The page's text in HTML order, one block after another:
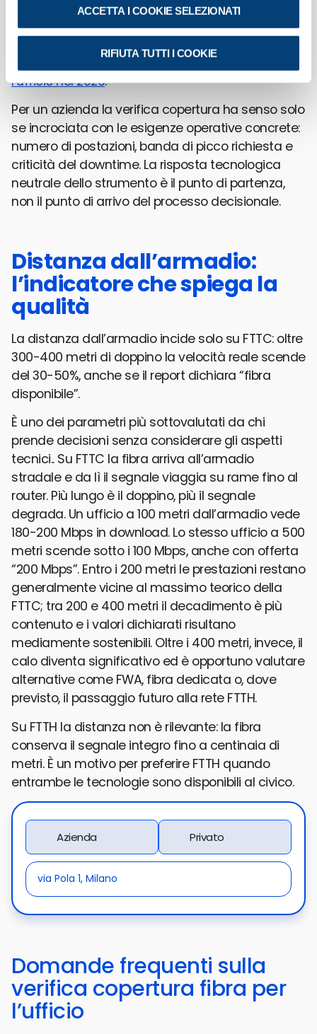
ACCETTA I COOKIE SELEZIONATI
RIFIUTA TUTTI I COOKIE
l’upload conta quanto il download. Una volta
identificata la tecnologia attivabile, il passo
orientamento iniziale leggii costi della fibra per
l’ufficio nel 2026.
Per un azienda la verifica copertura ha senso solo
se incrociata con le esigenze operative concrete:
numero di postazioni, banda di picco richiesta e
criticità del downtime. La risposta tecnologica
neutrale dello strumento è il punto di partenza,
non il punto di arrivo del processo decisionale.
Distanza dall’armadio:
l’indicatore che spiega la
qualità
La distanza dall’armadio incide solo su FTTC: oltre
300-400 metri di doppino la velocità reale scende
del 30-50%, anche se il report dichiara “fibra
disponibile”.
È uno dei parametri più sottovalutati da chi
prende decisioni senza considerare gli aspetti
tecnici.. Su FTTC la fibra arriva all’armadio
stradale e da lì il segnale viaggia su rame fino al
router. Più lungo è il doppino, più il segnale
degrada. Un ufficio a 100 metri dall’armadio vede
180-200 Mbps in download. Lo stesso ufficio a 500
metri scende sotto i 100 Mbps, anche con offerta
“200 Mbps”. Entro i 200 metri le prestazioni restano
generalmente vicine al massimo teorico della
FTTC; tra 200 e 400 metri il decadimento è più
contenuto e i valori dichiarati risultano
mediamente sostenibili. Oltre i 400 metri, invece, il
calo diventa significativo ed è opportuno valutare
alternative come FWA, fibra dedicata o, dove
previsto, il passaggio futuro alla rete FTTH.
Su FTTH la distanza non è rilevante: la fibra
conserva il segnale integro fino a centinaia di
metri. È un motivo per preferire FTTH quando
entrambe le tecnologie sono disponibili al civico.
Azienda Privato
Domande frequenti sulla
verifica copertura fibra per
l’ufficio